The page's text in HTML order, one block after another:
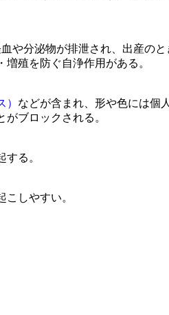
や分泌物が排泄され、出産の
殖を防ぐ自浄作用がある。
などが含まれ、形や色には個
ブロックされる。
る。
しやすい。